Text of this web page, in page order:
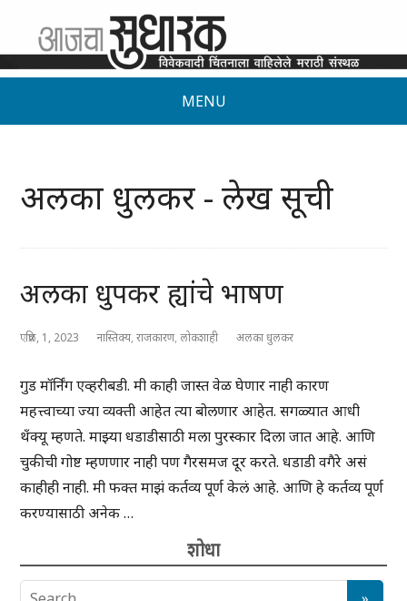
MENU
अलका धुलकर - लेख सूची
अलका धुपकर ह्यांचे भाषण
एप्रिल, 1, 2023 नास्तिक्य,राजकारण,लोकशाही अलका धुलकर
गुड मॉर्निंग एव्हरीबडी. मी काही जास्त वेळ घेणार नाही कारण
महत्त्वाच्या ज्या व्यक्ती आहेत त्या बोलणार आहेत. सगळ्यात आधी
थँक्यू म्हणते. माझ्या धडाडीसाठी मला पुरस्कार दिला जात आहे. आणि
चुकीची गोष्ट म्हणणार नाही पण गैरसमज दूर करते. धडाडी वगैरे असं
काहीही नाही. मी फक्त माझं कर्तव्य पूर्ण केलं आहे. आणि हे कर्तव्य पूर्ण
करण्यासाठी अनेक …
शोधा